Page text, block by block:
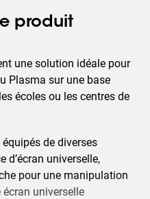
produit
une solution idéale pour
Plasma sur une base
écoles ou les centres de
de diverses
d’écran universelle,
pour une manipulation
universelle